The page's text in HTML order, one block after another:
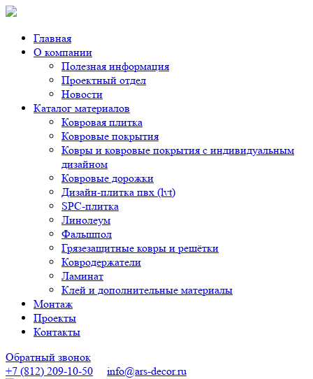
Главная
О компании
Полезная информация
Проектный отдел
Новости
Каталог материалов
Ковровая плитка
Ковровые покрытия
Ковры и ковровые покрытия с индивидуальным
дизайном
Ковровые дорожки
Дизайн-плитка пвх (lvt)
SPC-плитка
Линолеум
Фальшпол
Грязезащитные ковры и решётки
Ковродержатели
Ламинат
Клей и дополнительные материалы
Монтаж
Проекты
Контакты
Обратный звонок
+7 (812) 209-10-50
info@ars-decor.ru